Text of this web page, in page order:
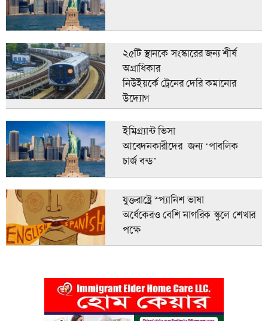
২৫টি স্থানকে সংস্কারের জন্য শীর্ষ
অগ্রাধিকার
নিউইয়র্কে ট্রেনের দেরি কমানোর
উদ্যোগ
ইমিগ্র্যান্ট ভিসা
আবেদনকারীদের জন্য ‘পাবলিক
চার্জ বন্ড’
যুক্তরাষ্ট্রে স্প্যানিশ ভাষা
অর্ধেকেরও বেশি নাগরিক স্কুলে শেখার
পক্ষে